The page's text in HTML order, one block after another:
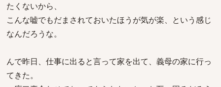
たくないから、
こんな嘘でもだまされておいたほうが気が楽、という感じ
なんだろうな。
んで昨日、仕事に出ると言って家を出て、義母の家に行っ
てきた。